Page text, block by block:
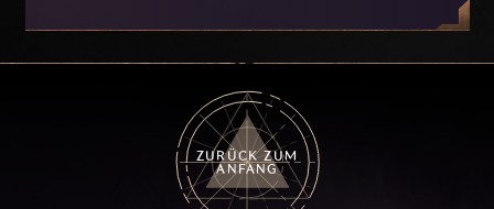
sind.
ZURÜCK ZUM
ANFANG